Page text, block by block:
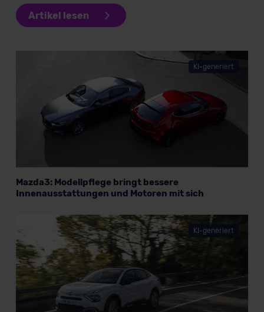
Artikel lesen
KI-generiert
Mazda3: Modellpflege bringt bessere
Innenausstattungen und Motoren mit sich
KI-generiert